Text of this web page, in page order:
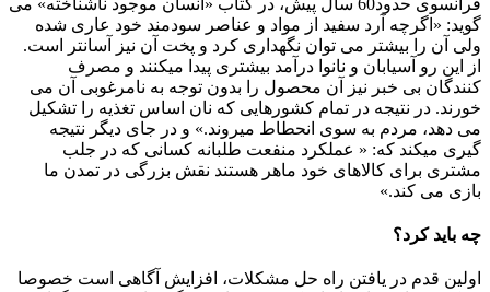
فرانسوی حدود60 سال پیش، در کتاب «انسان موجود ناشناخته» می
گوید: «اگرچه آرد سفید از مواد و عناصر سودمند خود عاری شده
ولی آن را بیشتر می توان نگهداری کرد و پخت آن نیز آسانتر است.
از این رو آسیابان و نانوا درآمد بیشتری پیدا میکنند و مصرف
کنندگان بی خبر نیز آن محصول را بدون توجه به نامرغوبی آن می
خورند. در نتیجه در تمام کشورهایی که نان اساس تغذیه را تشکیل
می دهد، مردم به سوی انحطاط میروند.» و در جای دیگر نتیجه
گیری میکند که: « عملکرد منفعت طلبانه کسانی که در جلب
مشتری برای کالاهای خود ماهر هستند نقش بزرگی در تمدن ما
بازی می کند.»
چه باید کرد؟
اولین قدم در یافتن راه حل مشکلات، افزایش آگاهی است خصوصا